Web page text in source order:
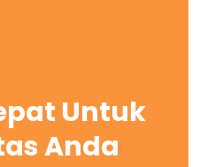
Untuk
Anda